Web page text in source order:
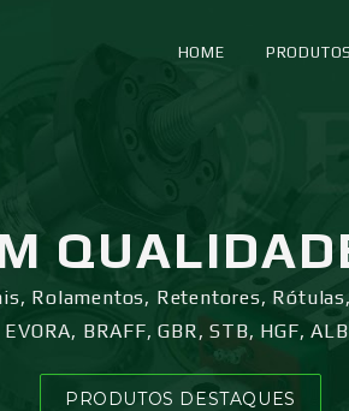
HOME PRODUTOS
Rolamentos, Retentores,
EVORA, BRAFF, GBR, STB, HGF,
PRODUTOS DESTAQUES